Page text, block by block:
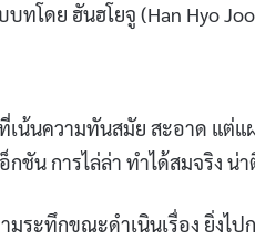
บทโดย ฮันฮโยจู (Han Hyo
เน้นความทันสมัย สะอาด แต่
กชัน การไล่ล่า ทำได้สมจริง น่
ระทึกขณะดำเนินเรื่อง ยิ่งไ